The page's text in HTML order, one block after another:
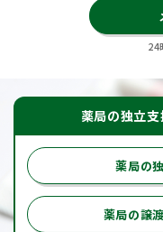
24
薬局の独立
薬局の
薬局の譲